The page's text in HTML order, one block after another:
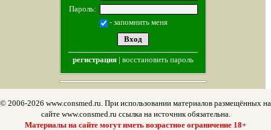
Пароль:
- запомнить меня
регистрация| восстановить пароль
© 2006-2026 www.consmed.ru. При использовании материалов размещённых на
сайте www.consmed.ru ссылка на источник обязательна.
Материалы на сайте могут иметь возрастное ограничение 18+